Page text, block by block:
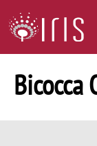
Bicocca